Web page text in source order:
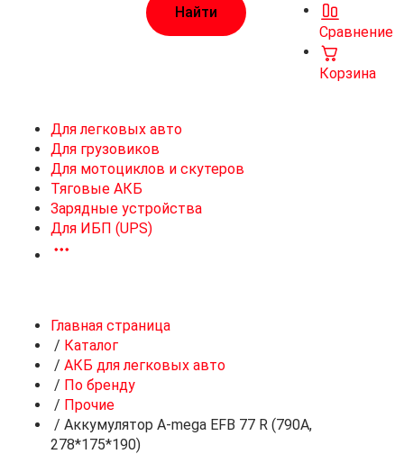
Сравнение
Корзина
Для легковых авто
Для грузовиков
Для мотоциклов и скутеров
Тяговые АКБ
Зарядные устройства
Для ИБП (UPS)
Главная страница
/ Каталог
/ АКБ для легковых авто
/ По бренду
/ Прочие
/ Аккумулятор A-mega EFB 77 R (790A,
278*175*190)